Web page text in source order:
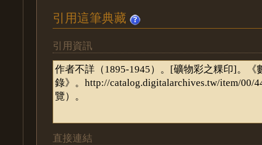
引用這筆典藏
引用資訊
直接連結